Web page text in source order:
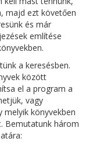
majd ezt követően
és már
említése
a keresésben.
között
el a program a
vagy
könyvekben
Bemutatunk három